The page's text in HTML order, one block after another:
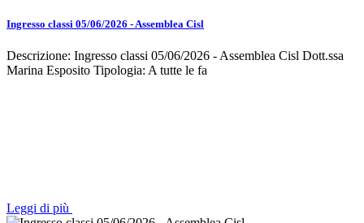
Ingresso classi 05/06/2026 - Assemblea Cisl
Descrizione: Ingresso classi 05/06/2026 - Assemblea Cisl Dott.ssa
Marina Esposito Tipologia: A tutte le fa
Leggi di più